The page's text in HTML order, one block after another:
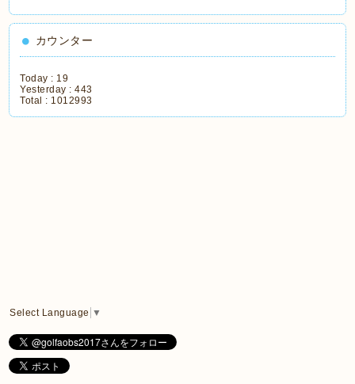
カウンター
Today : 19
Yesterday :443
Total : 1012993
Select Language ▼